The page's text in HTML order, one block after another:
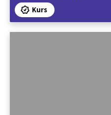
Kurs